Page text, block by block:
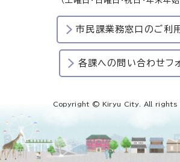
市民課業務窓口のご利
各課への問い合わせフ
Copyright © Kiryu City. All rights